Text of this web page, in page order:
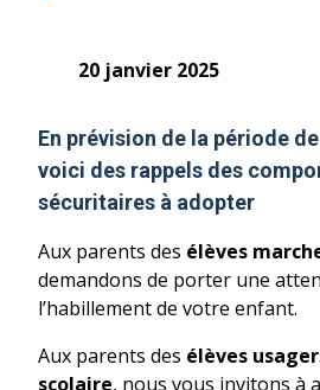
20 janvier 2025
En prévision de la période de
voici des rappels des
sécuritaires à adopter
Aux parents des élèves
demandons de porter une
l’habillement de votre enfant.
Aux parents des élèves
scolaire, nous vous invitons à